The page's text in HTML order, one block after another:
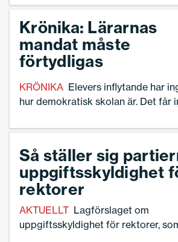
såväl fysiskt och psykiskt som
existentiellt. Forskaren Sara
fram lektionsmaterialet som nu
region Värmland.
Krönika: Lärarnas
mandat måste
förtydligas
KRÖNIKA Elevers inflytande har
hur demokratisk skolan är. Det får
skolan. Och det är inte eleverna,
Så ställer sig
uppgiftsskyldighet
rektorer
AKTUELLT Lagförslaget om
uppgiftsskyldighet för rektorer,